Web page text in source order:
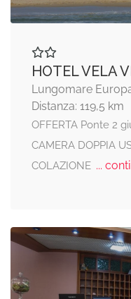
HOTEL VELA
Lungomare
Distanza: 119,5 km
OFFERTA Ponte 2
CAMERA DOPPIA
COLAZIONE...